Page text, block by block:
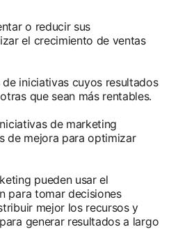
o reducir sus
el crecimiento de ventas
iniciativas cuyos resultados
que sean más rentables.
de marketing
de mejora para optimizar
pueden usar el
para tomar decisiones
mejor los recursos y
generar resultados a largo